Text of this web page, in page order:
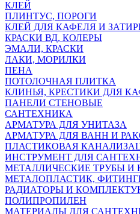
КЛЕЙ
ПЛИНТУС, ПОРОГИ
КЛЕЙ ДЛЯ КАФЕЛЯ И
КРАСКИ ВД, КОЛЕРЫ
ЭМАЛИ, КРАСКИ
ЛАКИ, МОРИЛКИ
ПЕНА
ПОТОЛОЧНАЯ ПЛИТКА
КЛИНЬЯ, КРЕСТИКИ ДЛЯ
ПАНЕЛИ СТЕНОВЫЕ
САНТЕХНИКА
АРМАТУРА ДЛЯ УНИТАЗА
АРМАТУРА ДЛЯ ВАНН И
ПЛАСТИКОВАЯ
ИНСТРУМЕНТ ДЛЯ
МЕТАЛЛИЧЕСКИЕ ТРУБЫ
МЕТАЛОПЛАСТИК,
РАДИАТОРЫ И
ПОЛИПРОПИЛЕН
МАТЕРИАЛЫ ДЛЯ